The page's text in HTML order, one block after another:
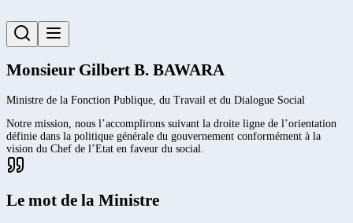
Monsieur Gilbert B. BAWARA
Ministre de la Fonction Publique, du Travail et du Dialogue Social
Notre mission, nous l’accomplirons suivant la droite ligne de l’orientation
définie dans la politique générale du gouvernement conformément à la
vision du Chef de l’Etat en faveur du social.
Le mot de la Ministre